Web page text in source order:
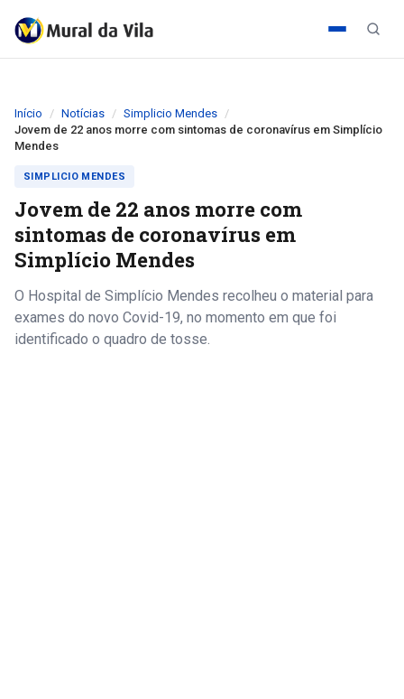
Início Notícias
Simplicio Mendes
Jovem de 22 anos morre com sintomas de coronavírus em Simplício
Mendes
SIMPLICIO MENDES
Jovem de 22 anos morre com
sintomas de coronavírus em
Simplício Mendes
O Hospital de Simplício Mendes recolheu o material para
exames do novo Covid-19, no momento em que foi
identificado o quadro de tosse.